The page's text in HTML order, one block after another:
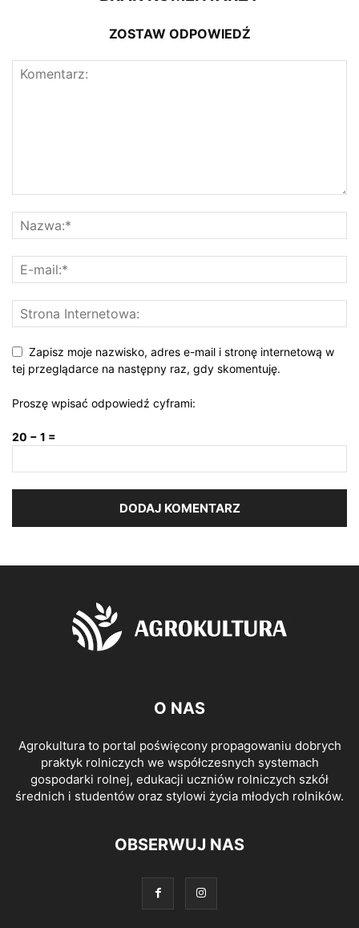
ZOSTAW ODPOWIEDŹ
Zapisz moje nazwisko, adres e-mail i stronę internetową w
tej przeglądarce na następny raz, gdy skomentuję.
Proszę wpisać odpowiedź cyframi:
20 − 1 =
O NAS
Agrokultura to portal poświęcony propagowaniu dobrych
praktyk rolniczych we współczesnych systemach
gospodarki rolnej, edukacji uczniów rolniczych szkół
średnich i studentów oraz stylowi życia młodych rolników.
OBSERWUJ NAS